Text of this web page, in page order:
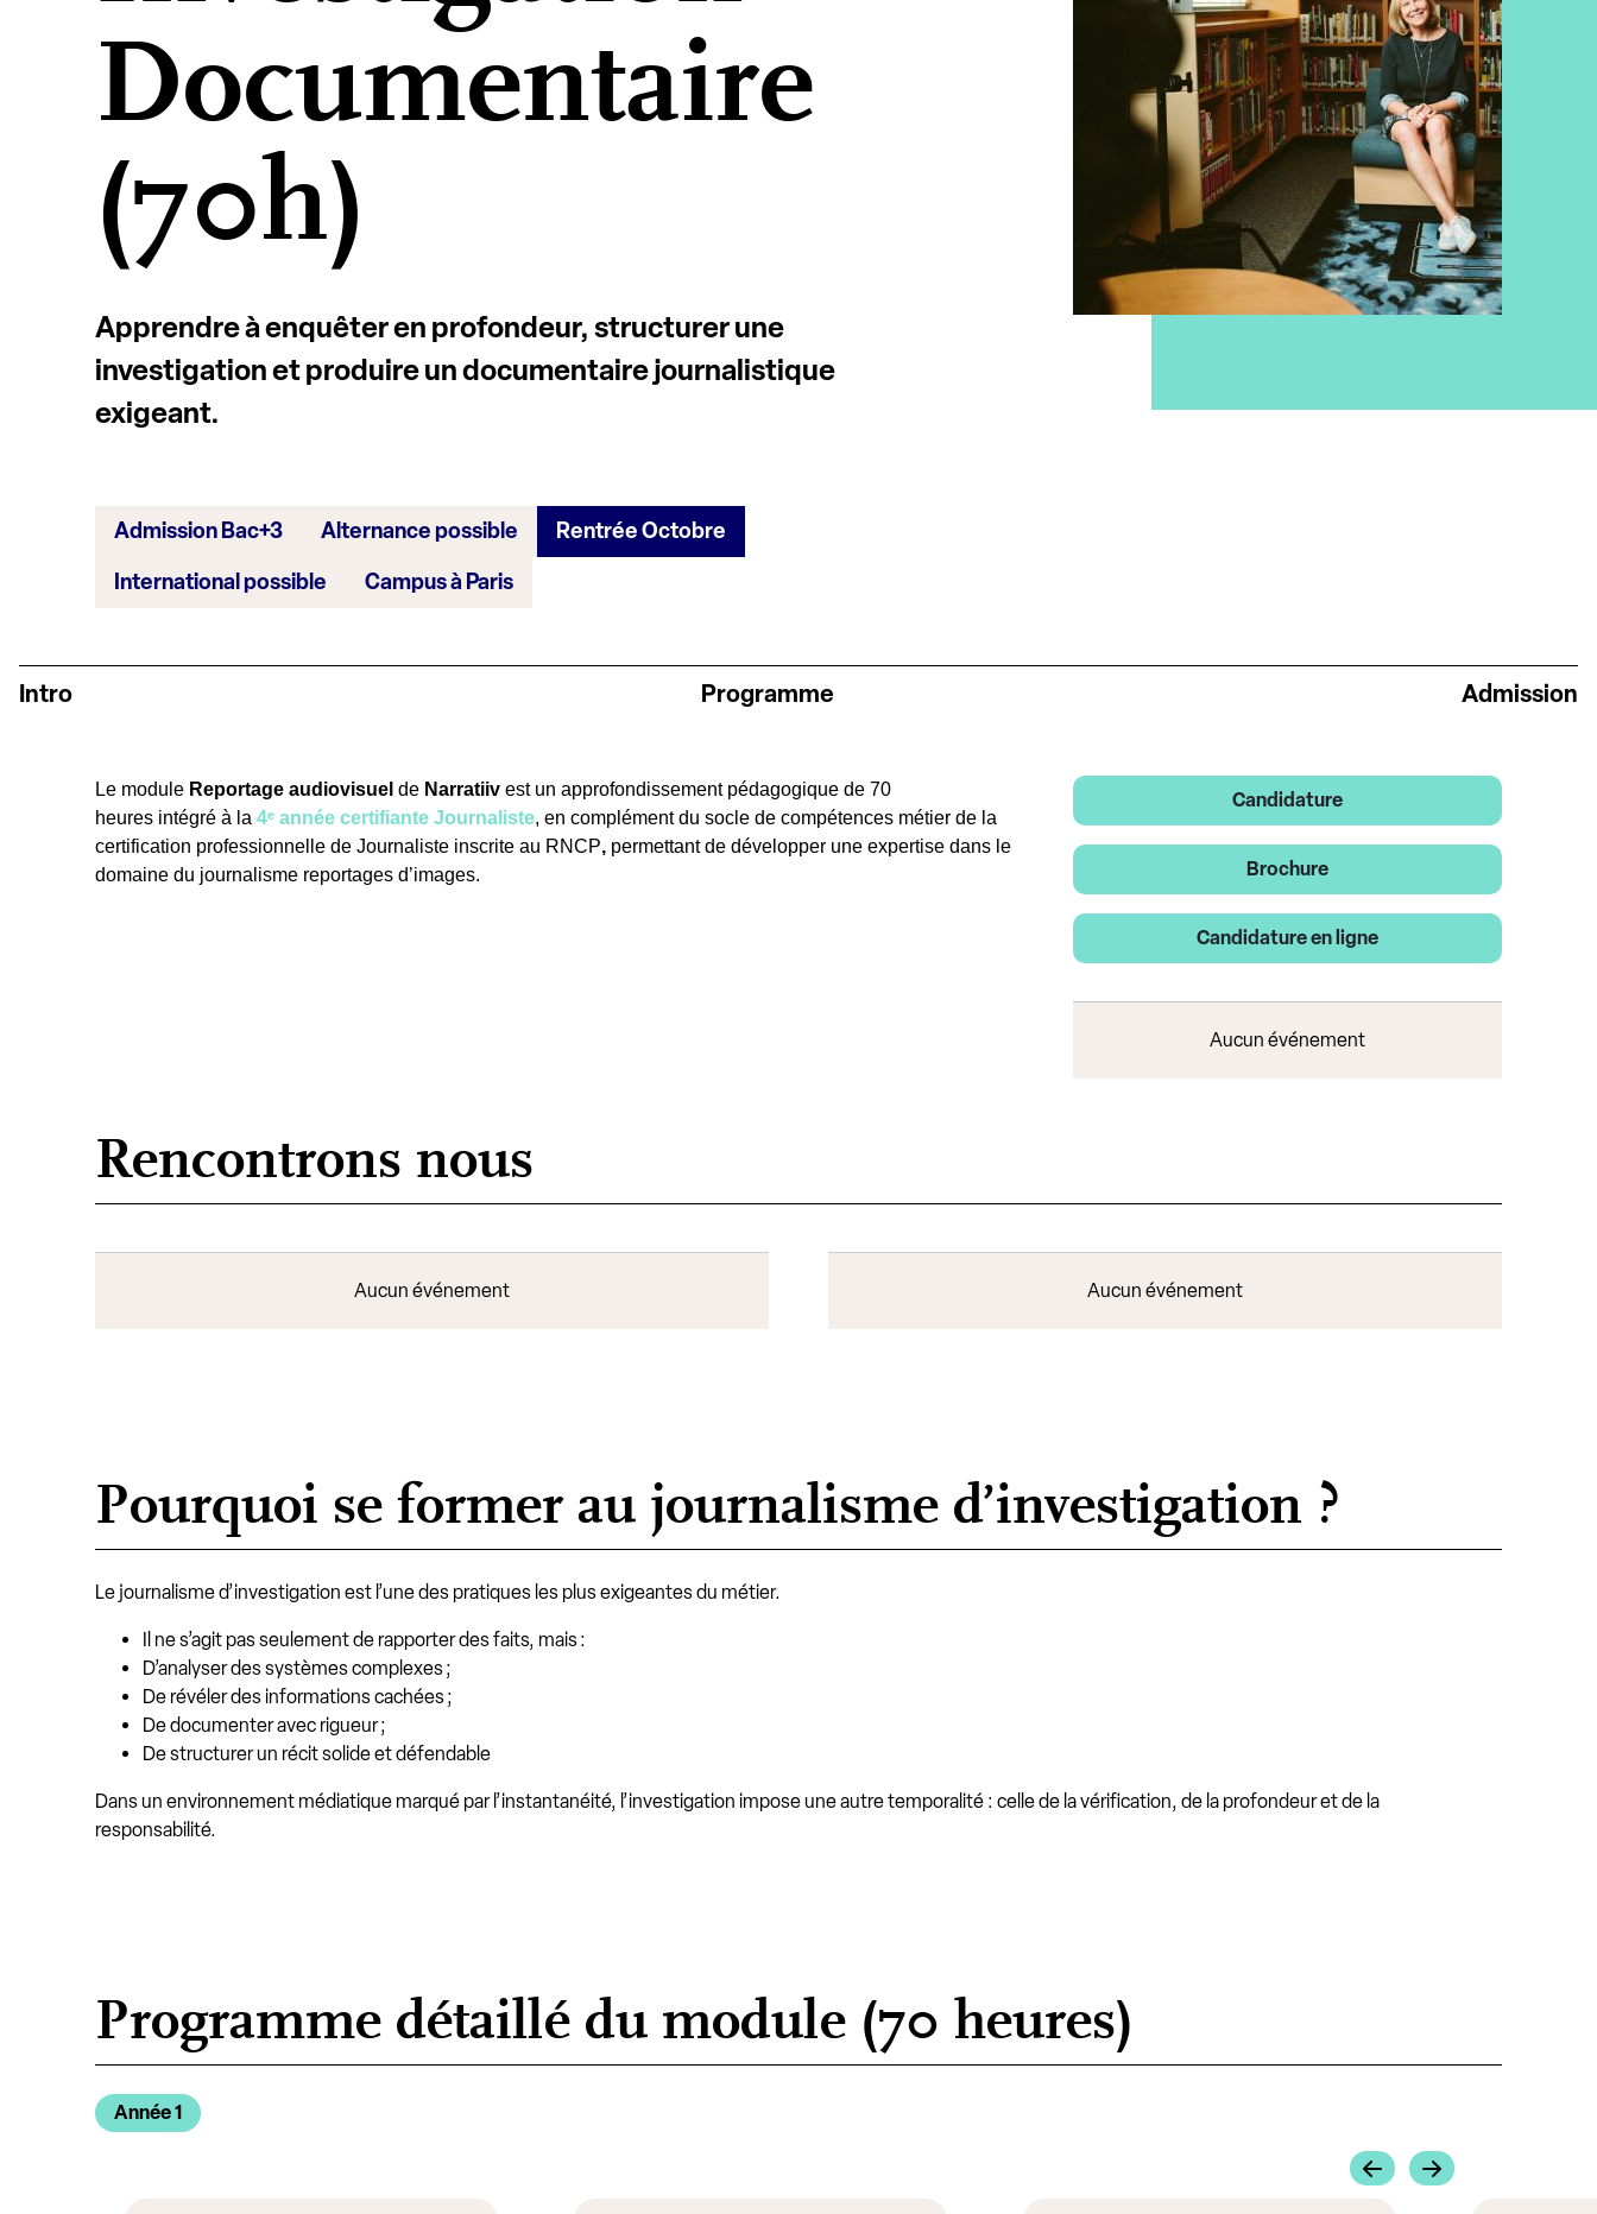
Documentaire
(70h)
Apprendre à enquêter en profondeur, structurer une
investigation et produire un documentaire journalistique
exigeant.
Admission Bac+3 Alternance possible
Rentrée Octobre
International possible
Campus à Paris
Intro Programme Admission
Le module Reportage audiovisuel de Narratiiv est un approfondissement pédagogique de 70
heures intégré à la 4ᵉ année certifiante Journaliste, en complément du socle de compétences métier de la
certification professionnelle de Journaliste inscrite au RNCP, permettant de développer une expertise dans le
domaine du journalisme reportages d’images.
Candidature
Brochure
Candidature en ligne
Aucun événement
Rencontrons nous
Aucun événement Aucun événement
Pourquoi se former au journalisme d’investigation ?
Le journalisme d’investigation est l’une des pratiques les plus exigeantes du métier.
Il ne s’agit pas seulement de rapporter des faits, mais :
D’analyser des systèmes complexes ;
De révéler des informations cachées ;
De documenter avec rigueur ;
De structurer un récit solide et défendable
Dans un environnement médiatique marqué par l’instantanéité, l’investigation impose une autre temporalité : celle de la vérification, de la profondeur et de la
responsabilité.
Programme détaillé du module (70 heures)
Année 1